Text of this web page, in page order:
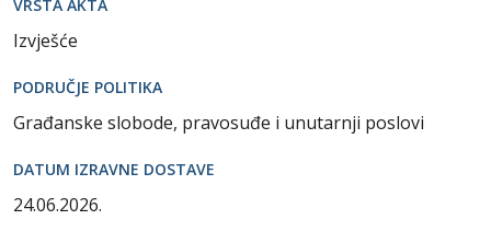
VRSTA AKTA
Izvješće
PODRUČJE POLITIKA
Građanske slobode, pravosuđe i unutarnji poslovi
DATUM IZRAVNE DOSTAVE
24.06.2026.